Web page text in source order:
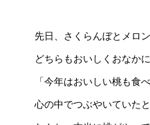
先日、さくらんぼとメロ
どちらもおいしくおなか
「今年はおいしい桃も食
心の中でつぶやいていた